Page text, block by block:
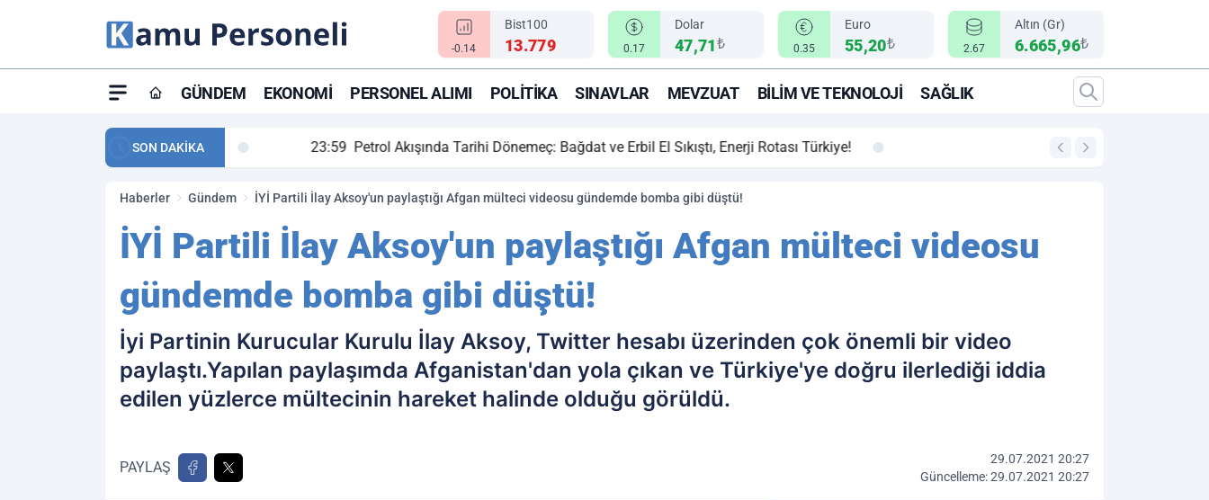
-0.14
Bist100
13.779 0.17
Dolar
47,71₺ 0.35
Euro
55,20₺ 2.67
Altın (Gr)
6.665,96₺
GÜNDEM EKONOMI PERSONEL ALIMI POLITIKA SINAVLAR MEVZUAT BILIM VE TEKNOLOJI SAĞLIK
SON DAKİKA
maç özeti ve golleri! 23:59 Petrol Akışında Tarihi Dönemeç: Bağdat ve Erbil El Sıkıştı, Enerji Rotası Türkiye! 00:12
Haberler Gündem İYİ Partili İlay Aksoy'un paylaştığı Afgan mülteci videosu gündemde bomba gibi düştü!
İYİ Partili İlay Aksoy'un paylaştığı Afgan mülteci videosu
gündemde bomba gibi düştü!
İyi Partinin Kurucular Kurulu İlay Aksoy, Twitter hesabı üzerinden çok önemli bir video
paylaştı.Yapılan paylaşımda Afganistan'dan yola çıkan ve Türkiye'ye doğru ilerlediği iddia
edilen yüzlerce mültecinin hareket halinde olduğu görüldü.
PAYLAŞ
29.07.2021 20:27
Güncelleme: 29.07.2021 20:27